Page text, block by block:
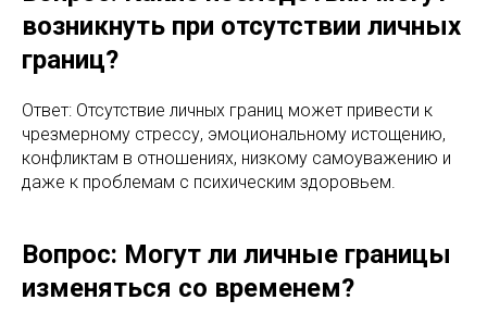
возникнуть при отсутствии личных
границ?
Ответ: Отсутствие личных границ может привести к
чрезмерному стрессу, эмоциональному истощению,
конфликтам в отношениях, низкому самоуважению и
даже к проблемам с психическим здоровьем.
Вопрос: Могут ли личные границы
изменяться со временем?